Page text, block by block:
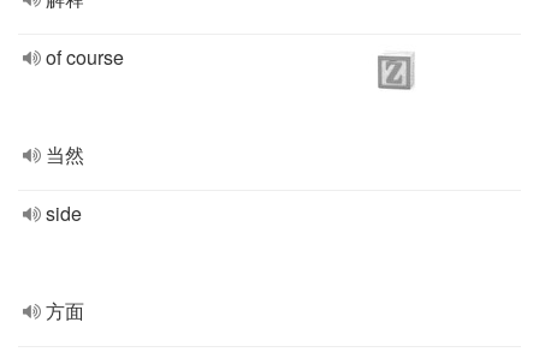
of course
当然
side
方面